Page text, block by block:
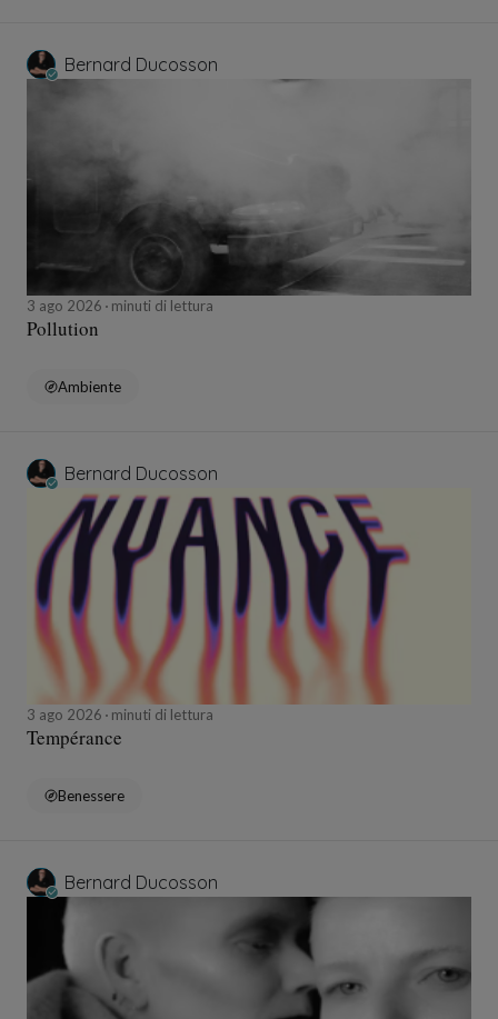
Bernard Ducosson
3 ago 2026 minuti di lettura
Pollution
Ambiente
Bernard Ducosson
3 ago 2026 minuti di lettura
Tempérance
Benessere
Bernard Ducosson